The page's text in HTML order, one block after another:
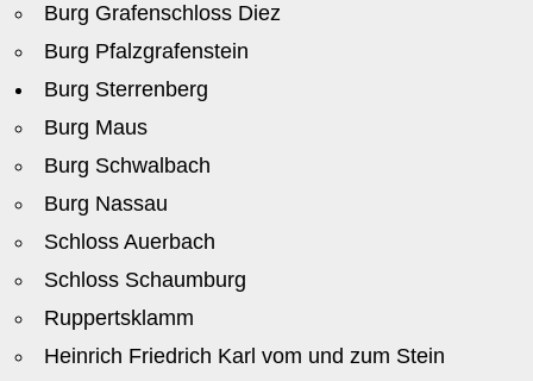
Burg Grafenschloss Diez
Burg Pfalzgrafenstein
Burg Sterrenberg
Burg Maus
Burg Schwalbach
Burg Nassau
Schloss Auerbach
Schloss Schaumburg
Ruppertsklamm
Heinrich Friedrich Karl vom und zum Stein